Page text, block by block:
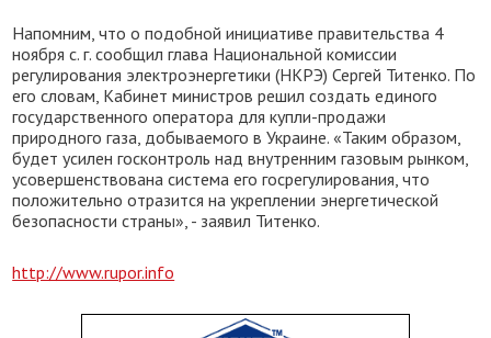
Напомним, что о подобной инициативе правительства 4
ноября с. г. сообщил глава Национальной комиссии
регулирования электроэнергетики (НКРЭ) Сергей Титенко. По
его словам, Кабинет министров решил создать единого
государственного оператора для купли-продажи
природного газа, добываемого в Украине. «Таким образом,
будет усилен госконтроль над внутренним газовым рынком,
усовершенствована система его госрегулирования, что
положительно отразится на укреплении энергетической
безопасности страны», - заявил Титенко.
http://www.rupor.info